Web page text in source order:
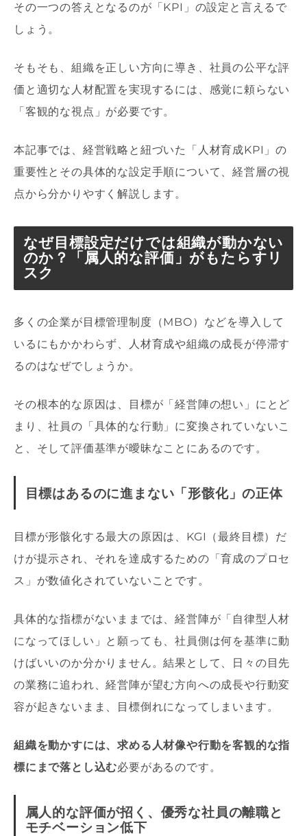
その一つの答えとなるのが「KPI」の設定と言えるで
しょう。
そもそも、組織を正しい方向に導き、社員の公平な評
価と適切な人材配置を実現するには、感覚に頼らない
「客観的な視点」が必要です。
本記事では、経営戦略と紐づいた「人材育成KPI」の
重要性とその具体的な設定手順について、経営層の視
点から分かりやすく解説します。
なぜ目標設定だけでは組織が動かない
のか？「属人的な評価」がもたらすリ
スク
多くの企業が目標管理制度（MBO）などを導入して
いるにもかかわらず、人材育成や組織の成長が停滞す
るのはなぜでしょうか。
その根本的な原因は、目標が「経営陣の想い」にとど
まり、社員の「具体的な行動」に変換されていないこ
と、そして評価基準が曖昧なことにあるのです。
目標はあるのに進まない「形骸化」の正体
目標が形骸化する最大の原因は、KGI（最終目標）だ
けが提示され、それを達成するための「育成のプロセ
ス」が数値化されていないことです。
具体的な指標がないままでは、経営陣が「自律型人材
になってほしい」と願っても、社員側は何を基準に動
けばいいのか分かりません。結果として、日々の目先
の業務に追われ、経営陣が望む方向への成長や行動変
容が起きないまま、目標倒れになってしまいます。
組織を動かすには、求める人材像や行動を客観的な指
標にまで落とし込む必要があるのです。
属人的な評価が招く、優秀な社員の離職と
モチベーション低下